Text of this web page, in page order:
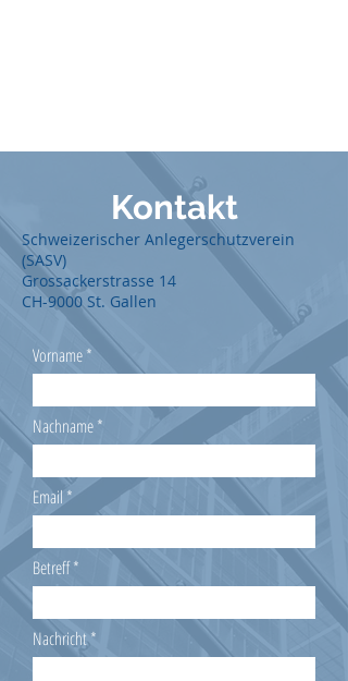
Kontakt
Schweizerischer Anlegerschutzverein
(SASV)
Grossackerstrasse 14
CH-9000 St. Gallen
Vorname
Nachname
Email
Betreff
Nachricht